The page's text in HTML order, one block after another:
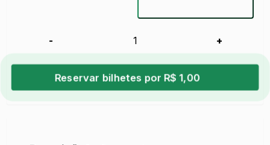
- +
Reservar bilhetes por R$ 1,00